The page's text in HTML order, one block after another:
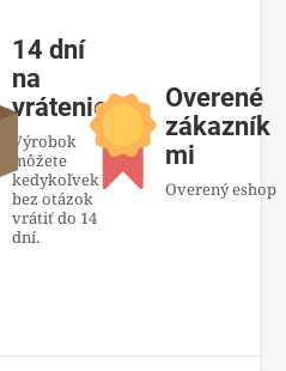
14 dní
na
vrátenie
Výrobok
môžete
kedykoľvek
bez otázok
vrátiť do 14
dní.
Overené
zákazník
mi
Overený eshop